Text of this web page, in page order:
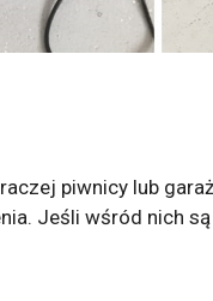
piwnicy lub
Jeśli wśród nich